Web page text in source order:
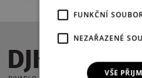
FUNKČNÍ
NEZAŘAZENÉ
VŠE